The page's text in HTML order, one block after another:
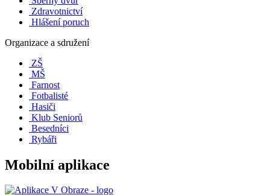
Zdravotnictví
Hlášení poruch
Organizace a sdružení
ZŠ
MŠ
Farnost
Fotbalisté
Hasiči
Klub Seniorů
Besedníci
Rybáři
Mobilní aplikace